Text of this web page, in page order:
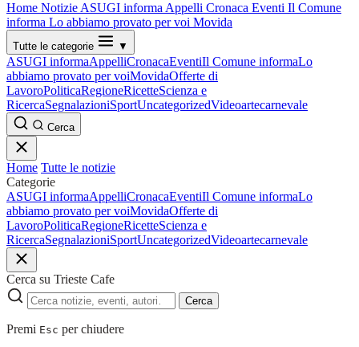
Home Notizie ASUGI informa Appelli Cronaca Eventi Il Comune
informa Lo abbiamo provato per voi Movida
Tutte le categorie ▼
ASUGI informaAppelliCronacaEventiIl Comune informaLo
abbiamo provato per voiMovidaOfferte di
LavoroPoliticaRegioneRicetteScienza e
RicercaSegnalazioniSportUncategorizedVideoartecarnevale
Cerca
Home Tutte le notizie
Categorie
ASUGI informaAppelliCronacaEventiIl Comune informaLo
abbiamo provato per voiMovidaOfferte di
LavoroPoliticaRegioneRicetteScienza e
RicercaSegnalazioniSportUncategorizedVideoartecarnevale
Cerca su Trieste Cafe
Cerca
Premi Esc per chiudere